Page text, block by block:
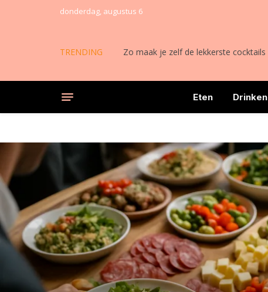
donderdag, augustus 6
TRENDING Zo maak je zelf de lekkerste cocktails
Eten Drinken